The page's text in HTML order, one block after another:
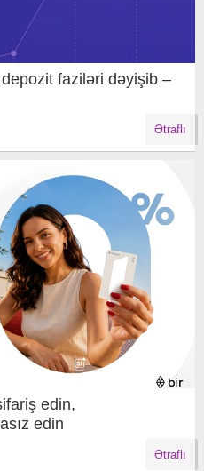
faziləri dəyişib –
Ətraflı
edin,
edin
Ətraflı